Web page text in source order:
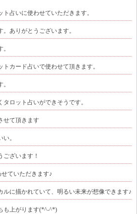
占いに使わせていただきます。
ありがとうございます。
カード占いで使わせて頂きます。
ロット占いができそうです。
せて頂きます
。
ございます！
ていただきます♪
ルに描かれていて、明るい未来が想像できます♪
も上がります(*^-^*)